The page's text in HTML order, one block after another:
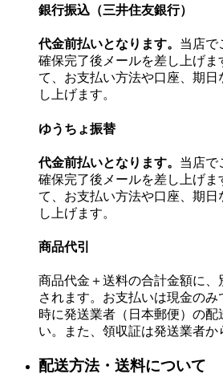
銀行振込（三井住友銀行）
代金前払いとなります。 当店で
確保完了後メールを差し上げま
て、お支払い方法や口座、期
し上げます。
ゆうちょ振替
代金前払いとなります。 当店で
確保完了後メールを差し上げま
て、お支払い方法や口座、期
し上げます。
商品代引
商品代金＋送料の合計金額に、
されます。お支払いは現金の
時に発送業者（日本郵便）の配
い。また、領収証は発送業者か
配送方法・送料について